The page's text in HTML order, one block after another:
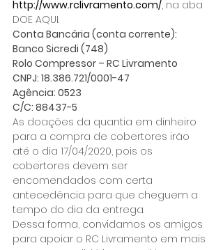
http://www.rclivramento.com/, na aba
DOE AQUI.
Conta Bancária (conta corrente):
Banco Sicredi (748)
Rolo Compressor – RC Livramento
CNPJ: 18.386.721/0001-47
Agência: 0523
C/C: 88437-5
As doações da quantia em dinheiro
para a compra de cobertores irão
até o dia 17/04/2020, pois os
cobertores devem ser
encomendados com certa
antecedência para que cheguem a
tempo do dia da entrega.
Dessa forma, convidamos os amigos
para apoiar o RC Livramento em mais